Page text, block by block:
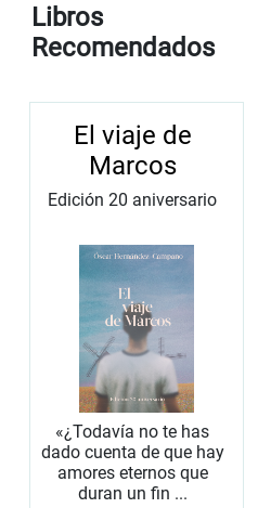
Libros
Recomendados
El viaje de
Marcos
Edición 20 aniversario
«¿Todavía no te has
dado cuenta de que hay
amores eternos que
duran un fin ...